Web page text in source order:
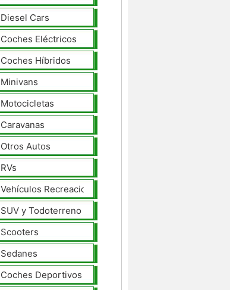
Diesel Cars
Coches Eléctricos
Coches Híbridos
Minivans
Motocicletas
Caravanas
Otros Autos
RVs
Vehículos Recreacionales
SUV y Todoterreno
Scooters
Sedanes
Coches Deportivos